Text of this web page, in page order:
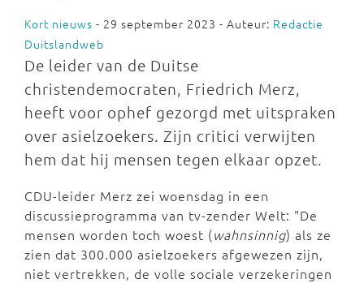
Kort nieuws - 29 september 2023 - Auteur: Redactie
Duitslandweb
De leider van de Duitse
christendemocraten, Friedrich Merz,
heeft voor ophef gezorgd met uitspraken
over asielzoekers. Zijn critici verwijten
hem dat hij mensen tegen elkaar opzet.
CDU-leider Merz zei woensdag in een
discussieprogramma van tv-zender Welt: "De
mensen worden toch woest (wahnsinnig) als ze
zien dat 300.000 asielzoekers afgewezen zijn,
niet vertrekken, de volle sociale verzekeringen